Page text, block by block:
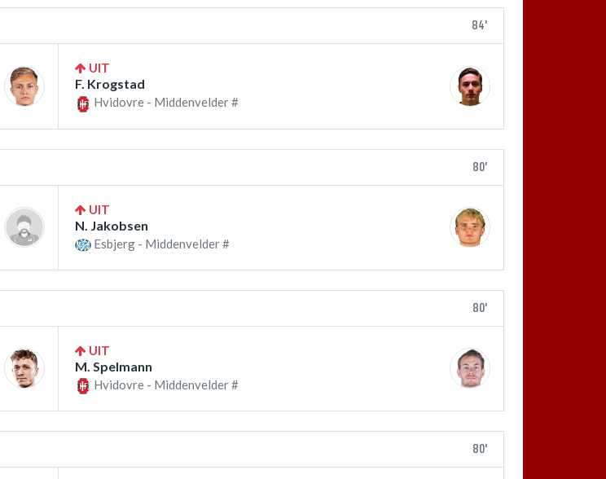
84'
UIT
F. Krogstad
Hvidovre - Middenvelder #
80'
UIT
N. Jakobsen
Esbjerg - Middenvelder #
80'
UIT
M. Spelmann
Hvidovre - Middenvelder #
80'